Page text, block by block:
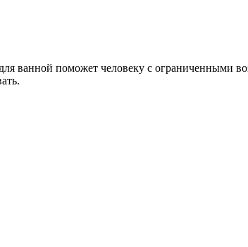
ванной поможет человеку с ограниченными